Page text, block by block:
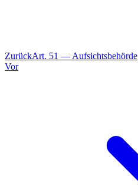
ZurückArt. 51 — Aufsichtsbehörde
Vor